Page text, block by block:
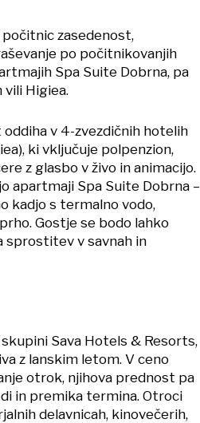
zasedenost,
po počitnikovanjih
Spa Suite Dobrna, pa
Higiea.
v 4-zvezdičnih hotelih
ki vključuje polpenzion,
z glasbo v živo in animacijo.
apartmaji Spa Suite Dobrna –
kadjo s termalno vodo,
Gostje se bodo lahko
sprostitev v savnah in
Sava Hotels & Resorts,
z lanskim letom. V ceno
otrok, njihova prednost pa
in premika termina. Otroci
delavnicah, kinovečerih,